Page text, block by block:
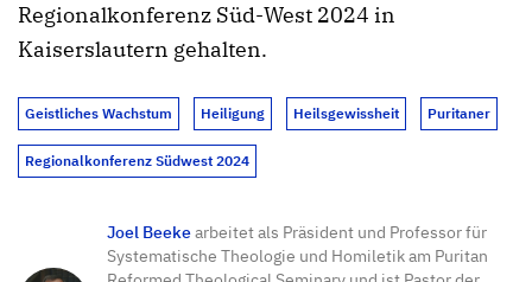
Regionalkonferenz Süd-West 2024 in
Kaiserslautern gehalten.
Geistliches Wachstum Heiligung Heilsgewissheit Puritaner
Regionalkonferenz Südwest 2024
Joel Beekearbeitet als Präsident und Professor für
Systematische Theologie und Homiletik am Puritan